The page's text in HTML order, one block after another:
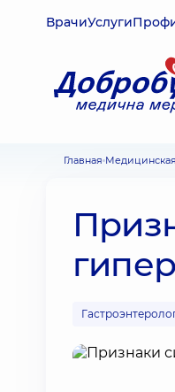
ВрачиУслуги
Главная